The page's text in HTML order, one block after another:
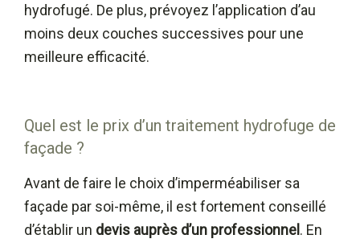
hydrofugé. De plus, prévoyez l’application d’au
moins deux couches successives pour une
meilleure efficacité.
Quel est le prix d’un traitement hydrofuge de
façade ?
Avant de faire le choix d’imperméabiliser sa
façade par soi-même, il est fortement conseillé
d’établir un devis auprès d’un professionnel . En